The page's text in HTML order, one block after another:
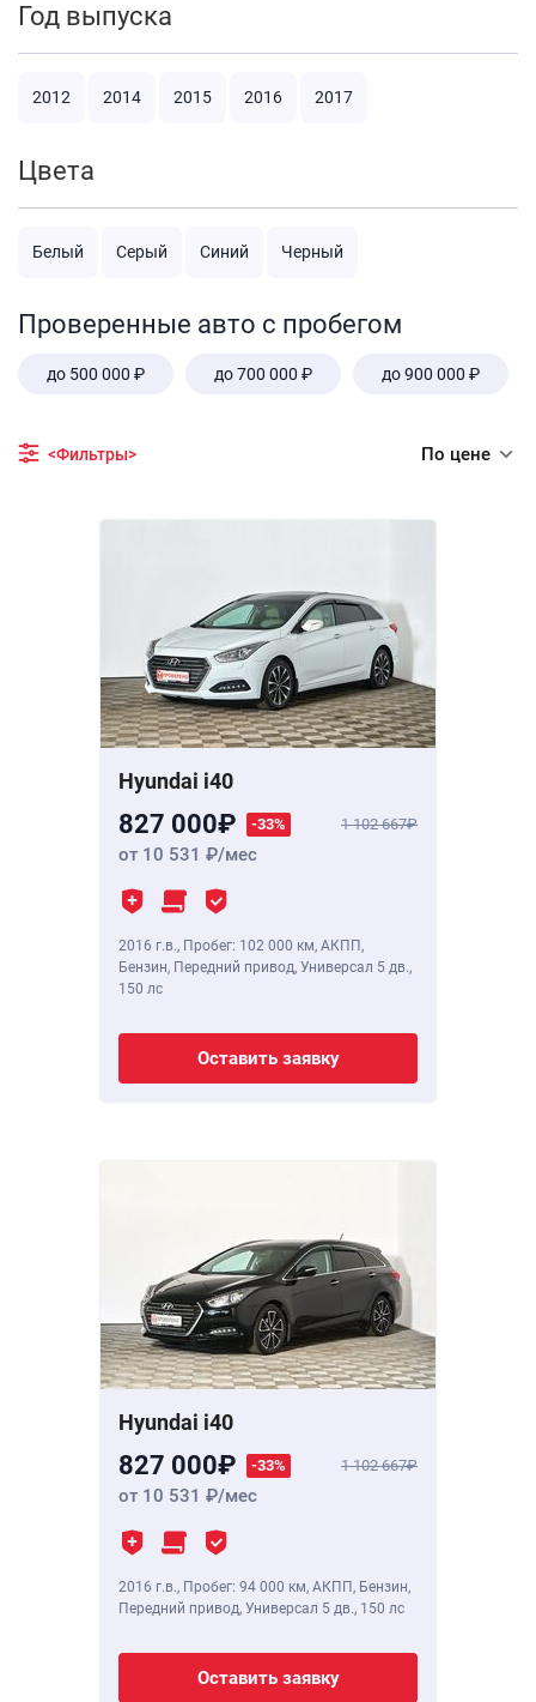
Год выпуска
2012 2014 2015 2016 2017
Цвета
Белый Серый Синий Черный
Проверенные авто с пробегом
до 500 000 ₽ до 700 000 ₽ до 900 000 ₽
<Фильтры> По цене
Hyundai i40
827 000 -33% 1 102 667
от 10 531 /мес
2016 г.в., Пробег: 102 000 км, АКПП,
Бензин, Передний привод, Универсал 5 дв.,
150 лс
Оставить заявку
Hyundai i40
827 000 -33% 1 102 667
от 10 531 /мес
2016 г.в., Пробег: 94 000 км, АКПП, Бензин,
Передний привод, Универсал 5 дв., 150 лс
Оставить заявку